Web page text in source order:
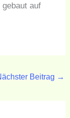
auf
Beitrag →